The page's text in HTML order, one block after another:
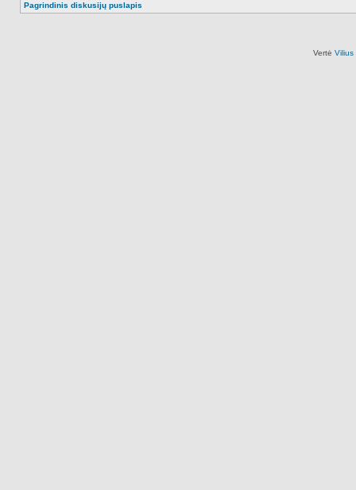
Pagrindinis diskusijų puslapis
Vertė Vilius